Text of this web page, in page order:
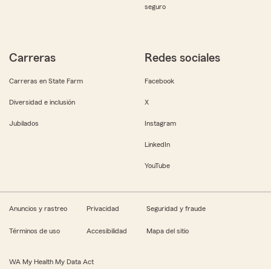
seguro
Carreras
Carreras en State Farm
Diversidad e inclusión
Jubilados
Redes sociales
Facebook
X
Instagram
LinkedIn
YouTube
Anuncios y rastreo Privacidad Seguridad y fraude
Términos de uso Accesibilidad Mapa del sitio
WA My Health My Data Act